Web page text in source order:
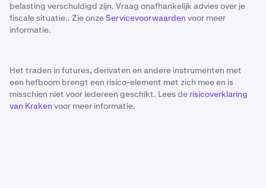
belasting verschuldigd zijn. Vraag onafhankelijk advies over je
fiscale situatie.. Zie onzeServicevoorwaarden voor meer
informatie.
Het traden in futures, derivaten en andere instrumenten met
een hefboom brengt een risico-element met zich mee en is
misschien niet voor iedereen geschikt. Lees de risicoverklaring
van Kraken voor meer informatie.